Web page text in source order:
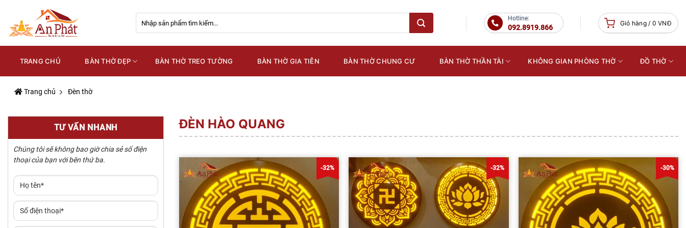
content
kiếm:
Hotline:
092.8919.866
Giỏ hàng / 0VNĐ
TRANG CHỦ BÀN THỜ ĐẸP BÀN THỜ TREO TƯỜNG BÀN THỜ GIA TIÊN BÀN THỜ CHUNG CƯ BÀN THỜ THẦN TÀI KHÔNG GIAN PHÒNG THỜ ĐỒ THỜ
Trang chủ Đèn thờ
TƯ VẤN NHANH
Chúng tôi sẽ không bao giờ chia sẻ số điện
thoại của bạn với bên thứ ba.
ĐÈN HÀO QUANG
-32% -32% -30%